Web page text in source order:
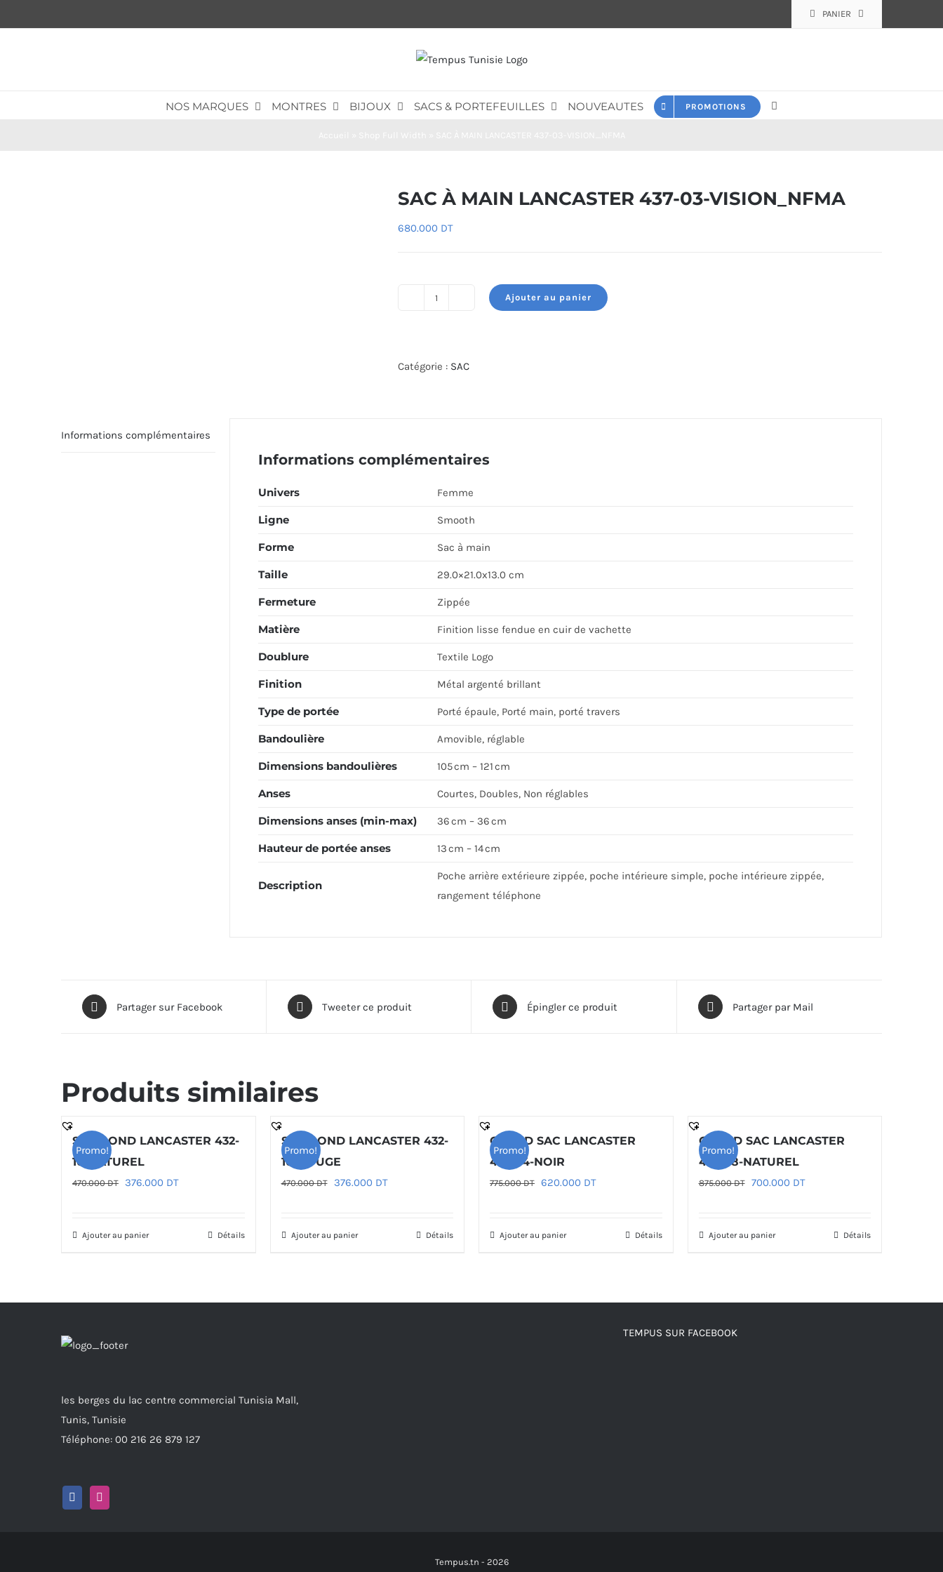
au
PANIER
NOS MARQUES MONTRES BIJOUX SACS & PORTEFEUILLES NOUVEAUTES PROMOTIONS
SAC À MAIN LANCASTER 437-03-VISION_NFMA
680.000 DT
À
VISION_NFMA
Ajouter au panier
Catégorie : SAC
Informations complémentaires
Informations complémentaires
Univers Femme
Ligne Smooth
Forme Sac à main
Taille 29.0×21.0x13.0 cm
Fermeture Zippée
Matière Finition lisse fendue en cuir de vachette
Doublure Textile Logo
Finition Métal argenté brillant
Type de portée Porté épaule, Porté main, porté travers
Bandoulière Amovible, réglable
Dimensions bandoulières 105 cm – 121 cm
Anses Courtes, Doubles, Non réglables
Dimensions anses (min-max) 36 cm – 36 cm
Hauteur de portée anses 13 cm – 14 cm
Description
Poche arrière extérieure zippée, poche intérieure simple, poche intérieure zippée,
rangement téléphone
Partager sur Facebook Tweeter ce produit Épingler ce produit Partager par Mail
Produits similaires
Promo!
SAC ROND LANCASTER 432-
10-NATUREL
470.000DT Le
était :
376.000 DTLe
Ajouter au panier Détails
Promo!
SAC ROND LANCASTER 432-
10-ROUGE
470.000DT
Le
était :
376.000 DTLe
Ajouter au panier Détails
Promo!
GRAND SAC LANCASTER
437-04-NOIR
775.000DT Le
était :
620.000 DTLe
Ajouter au panier Détails
Promo!
GRAND SAC LANCASTER
433-08-NATUREL
875.000DT
Le
était :
700.000 DTLe
Ajouter au panier Détails
les berges du lac centre commercial Tunisia Mall,
Tunis, Tunisie
Téléphone: 00 216 26 879 127
TEMPUS SUR FACEBOOK
Tempus.tn - 2026